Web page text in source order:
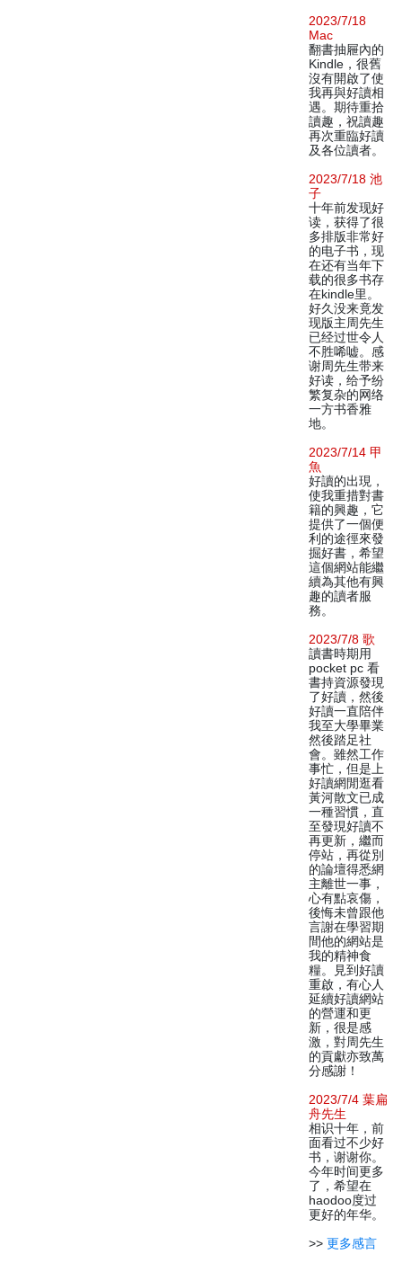
2023/7/18
Mac
翻書抽屜內的
Kindle，很舊
沒有開啟了使
我再與好讀相
遇。期待重拾
讀趣，祝讀趣
再次重臨好讀
及各位讀者。
2023/7/18 池
子
十年前发现好
读，获得了很
多排版非常好
的电子书，现
在还有当年下
载的很多书存
在kindle里。
好久没来竟发
现版主周先生
已经过世令人
不胜唏嘘。感
谢周先生带来
好读，给予纷
繁复杂的网络
一方书香雅
地。
2023/7/14 甲
魚
好讀的出現，
使我重措對書
籍的興趣，它
提供了一個便
利的途徑來發
掘好書，希望
這個網站能繼
續為其他有興
趣的讀者服
務。
2023/7/8 歌
讀書時期用
pocket pc 看
書持資源發現
了好讀，然後
好讀一直陪伴
我至大學畢業
然後踏足社
會。雖然工作
事忙，但是上
好讀網閒逛看
黃河散文已成
一種習慣，直
至發現好讀不
再更新，繼而
停站，再從別
的論壇得悉網
主離世一事，
心有點哀傷，
後悔未曾跟他
言謝在學習期
間他的網站是
我的精神食
糧。見到好讀
重啟，有心人
延續好讀網站
的營運和更
新，很是感
激，對周先生
的貢獻亦致萬
分感謝！
2023/7/4 葉扁
舟先生
相识十年，前
面看过不少好
书，谢谢你。
今年时间更多
了，希望在
haodoo度过
更好的年华。
>> 更多感言